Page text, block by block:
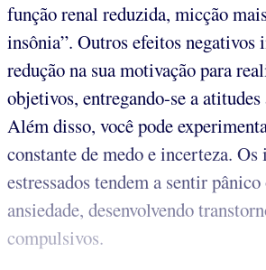
função renal reduzida, micção
insônia”. Outros efeitos negativos
redução na sua motivação para
objetivos, entregando-se a
Além disso, você pode
constante de medo e incerteza.
estressados tendem a sentir pânico
ansiedade, desenvolvendo
compulsivos.